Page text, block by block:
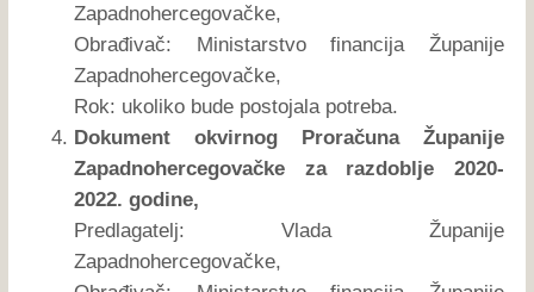
Zapadnohercegovačke,
Obrađivač: Ministarstvo financija Županije
Zapadnohercegovačke,
Rok: ukoliko bude postojala potreba.
Dokument okvirnog Proračuna Županije
Zapadnohercegovačke za razdoblje 2020-
2022. godine,
Predlagatelj: Vlada Županije
Zapadnohercegovačke,